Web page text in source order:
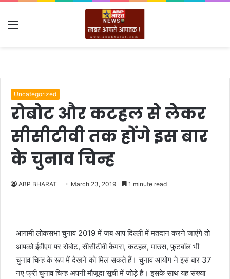
Menu
Uncategorized
रोबोट और कटहल से लेकर
सीसीटीवी तक होंगे इस बार
के चुनाव चिन्ह
ABP BHARAT March 23, 2019 1 minute read
आगामी लोकसभा चुनाव 2019 में जब आप दिल्ली में मतदान करने जाएंगे तो
आपको ईवीएम पर रोबोट, सीसीटीवी कैमरा, कटहल, माउस, फुटबॉल भी
चुनाव चिन्ह के रूप में देखने को मिल सकते हैं। चुनाव आयोग ने इस बार 37
नए फ्री चुनाव चिन्ह अपनी मौजूदा सूची में जोड़े हैं। इसके साथ यह संख्या